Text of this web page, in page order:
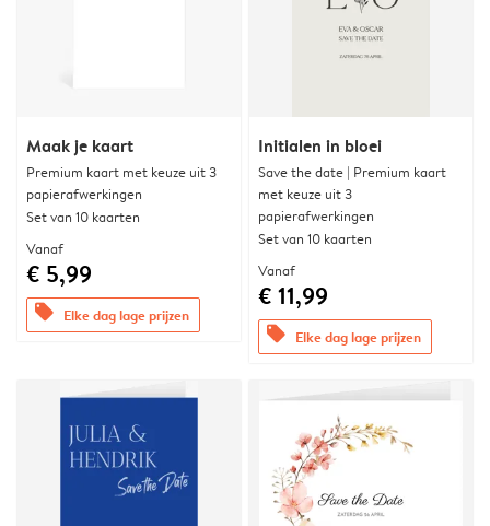
Maak je kaart
Premium kaart met keuze uit 3
papierafwerkingen
Set van 10 kaarten
Vanaf
€ 5,99
offers Elke dag lage prijzen
Initialen in bloei
Save the date | Premium kaart
met keuze uit 3
papierafwerkingen
Set van 10 kaarten
Vanaf
€ 11,99
offers Elke dag lage prijzen